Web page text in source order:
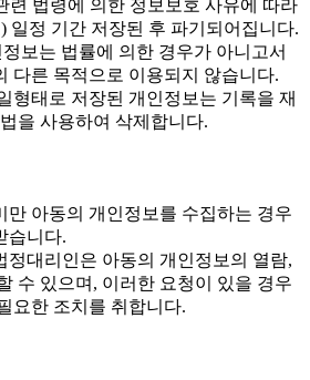
련 법령에 의한 정보보호 사유에 따라
일정 기간 저장된 후 파기되어집니다.
보는 법률에 의한 경우가 아니고서
다른 목적으로 이용되지 않습니다.
형태로 저장된 개인정보는 기록을 재
을 사용하여 삭제합니다.
만 아동의 개인정보를 수집하는 경우
습니다.
정대리인은 아동의 개인정보의 열람,
수 있으며, 이러한 요청이 있을 경우
요한 조치를 취합니다.